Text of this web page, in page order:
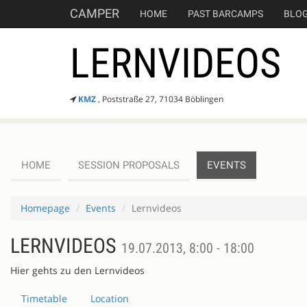
CAMPER HOME PAST BARCAMPS
LERNVIDEOS
KMZ, Poststraße 27, 71034 Böblingen
HOME SESSION PROPOSALS EVENTS
Homepage Events Lernvideos
LERNVIDEOS 19.07.2013, 8:00 - 18:00
Hier gehts zu den Lernvideos
Timetable Location